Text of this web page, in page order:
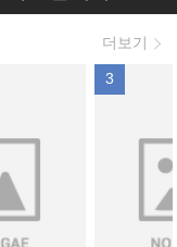
더보기
3